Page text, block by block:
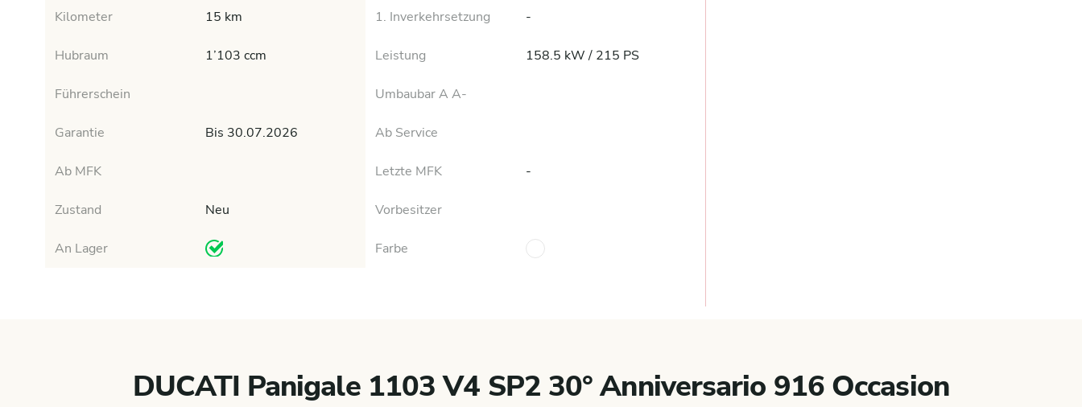
Kilometer 15 km 1. Inverkehrsetzung -
Hubraum 1’103 ccm Leistung 158.5 kW / 215 PS
Führerschein Umbaubar A A-
Garantie Bis 30.07.2026 Ab Service
Ab MFK Letzte MFK -
Zustand Neu Vorbesitzer
An Lager Farbe
DUCATI Panigale 1103 V4 SP2 30° Anniversario 916 Occasion